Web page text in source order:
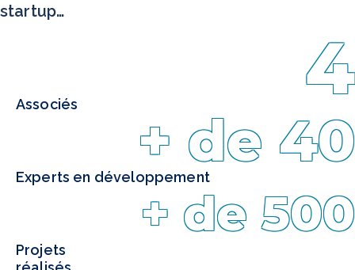
startup…
4
Associés
+ de 40
Experts en développement
+ de 500
Projets